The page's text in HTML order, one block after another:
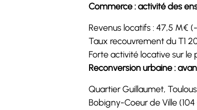
Commerce : activité des
Revenus locatifs : 47,5 M€
Taux recouvrement du T1
Forte activité locative sur
Reconversion urbaine :
Quartier Guillaumet,
Bobigny-Coeur de Ville